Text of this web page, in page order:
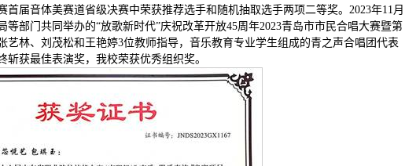
届音体美赛道省级决赛中荣获推荐选手和随机抽取选手两项二等奖。2023年11月
部门共同举办的“放歌新时代”庆祝改革开放45周年2023青岛市市民合唱大赛暨第
艺林、刘茂松和王艳婷3位教师指导，音乐教育专业学生组成的青之声合唱团代表
获最佳表演奖，我校荣获优秀组织奖。